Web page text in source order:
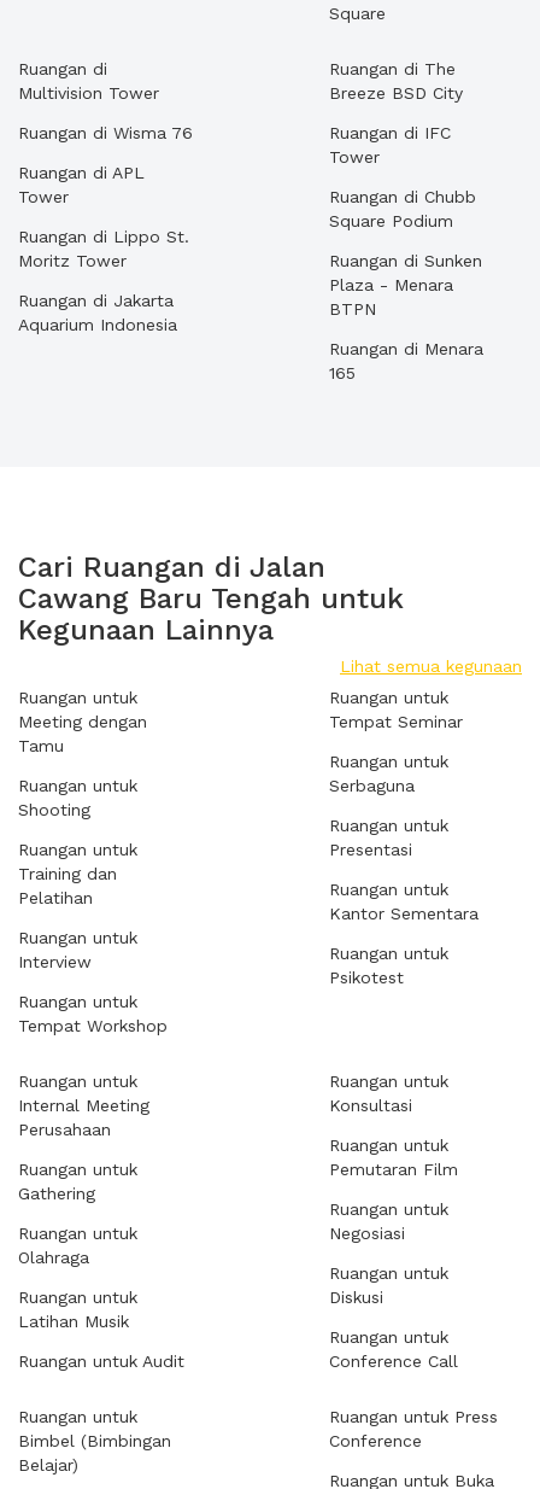
Square
Ruangan di
Multivision Tower
Ruangan di Wisma 76
Ruangan di APL
Tower
Ruangan di Lippo St.
Moritz Tower
Ruangan di Jakarta
Aquarium Indonesia
Ruangan di The
Breeze BSD City
Ruangan di IFC
Tower
Ruangan di Chubb
Square Podium
Ruangan di Sunken
Plaza - Menara
BTPN
Ruangan di Menara
165
Cari Ruangan di Jalan
Cawang Baru Tengah untuk
Kegunaan Lainnya
Lihat semua kegunaan
Ruangan untuk
Meeting dengan
Tamu
Ruangan untuk
Shooting
Ruangan untuk
Training dan
Pelatihan
Ruangan untuk
Interview
Ruangan untuk
Tempat Workshop
Ruangan untuk
Tempat Seminar
Ruangan untuk
Serbaguna
Ruangan untuk
Presentasi
Ruangan untuk
Kantor Sementara
Ruangan untuk
Psikotest
Ruangan untuk
Internal Meeting
Perusahaan
Ruangan untuk
Gathering
Ruangan untuk
Olahraga
Ruangan untuk
Latihan Musik
Ruangan untuk Audit
Ruangan untuk
Konsultasi
Ruangan untuk
Pemutaran Film
Ruangan untuk
Negosiasi
Ruangan untuk
Diskusi
Ruangan untuk
Conference Call
Ruangan untuk
Bimbel (Bimbingan
Belajar)
Ruangan untuk Press
Conference
Ruangan untuk Buka